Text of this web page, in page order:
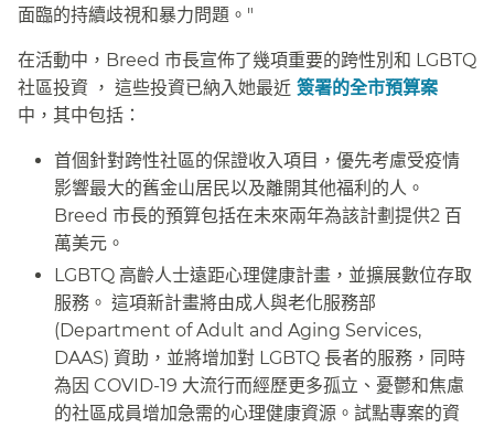
面臨的持續歧視和暴力問題。"​​
在活動中，Breed 市長宣佈了幾項重要的跨性別和 LGBTQ
社區投資 ， 這些投資已納入她最近 簽署的全市預算案
中，其中包括：​​
首個針對跨性社區的保證收入項目，優先考慮受疫情
影響最大的舊金山居民以及離開其他福利的人。
Breed 市長的預算包括在未來兩年為該計劃提供2 百
萬美元。​​
LGBTQ 高齡人士遠距心理健康計畫，並擴展數位存取
服務。 這項新計畫將由成人與老化服務部
(Department of Adult and Aging Services,
DAAS) 資助，並將增加對 LGBTQ 長者的服務，同時
為因 COVID-19 大流行而經歷更多孤立、憂鬱和焦慮
的社區成員增加急需的心理健康資源。試點專案的資